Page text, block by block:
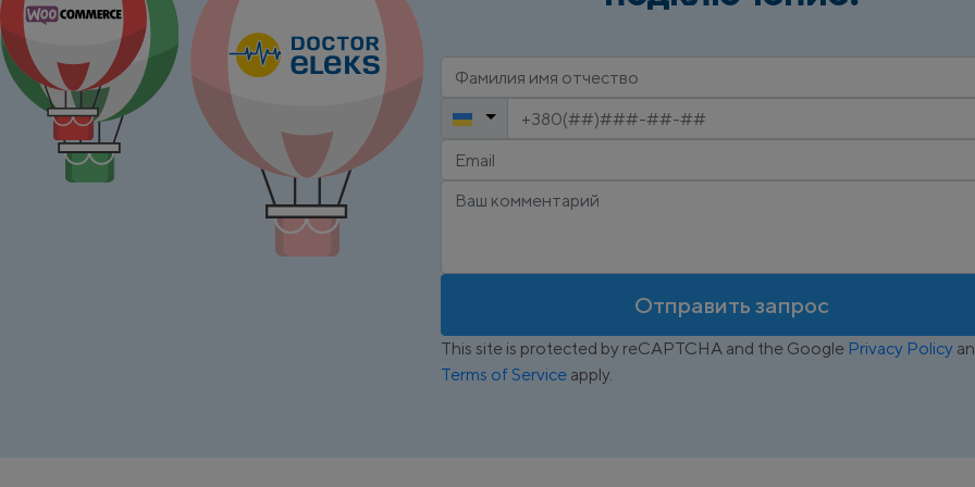
Отправить запрос
This site is protected by reCAPTCHA and the Google Privacy Policy
Terms of Service apply.